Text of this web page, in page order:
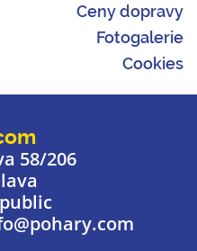
Ceny dopravy
Fotogalerie
Cookies
58/206